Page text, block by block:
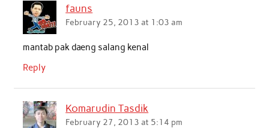
fauns
February 25, 2013 at 1:03 am
mantab pak daeng salang kenal
Reply
Komarudin Tasdik
February 27, 2013 at 5:14 pm